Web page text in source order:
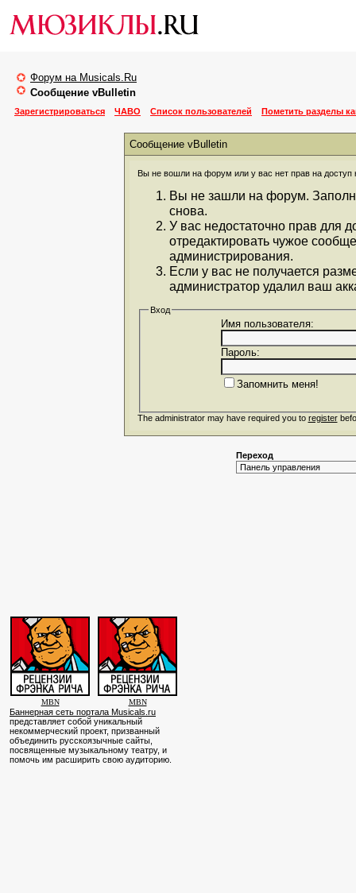
Форум на Musicals.Ru
Сообщение vBulletin
Зарегистрироваться ЧАВО Список пользователей Пометить разделы
Сообщение vBulletin
Вы не вошли на форум или у вас нет прав на доступ
Вы не зашли на форум.
снова.
У вас недостаточно прав для
отредактировать чужое
администрирования.
Если у вас не получается
администратор удалил ваш
Вход
Имя пользователя:
Пароль:
Запомнить меня!
The administrator may have required you to register
Переход
MBN MBN
Баннерная сеть портала Musicals.ru
представляет собой уникальный
некоммерческий проект, призванный
объединить русскоязычные сайты,
посвященные музыкальному театру, и
помочь им расширить свою аудиторию.